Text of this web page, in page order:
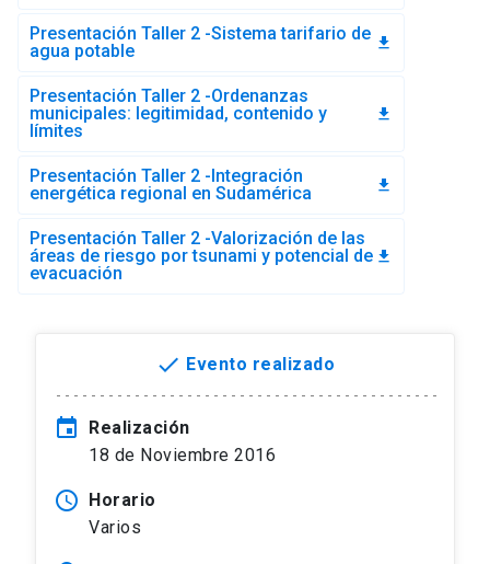
Presentación Taller 2 -Sistema tarifario de
agua potable
file_download
Presentación Taller 2 -Ordenanzas
municipales: legitimidad, contenido y
límites
file_download
Presentación Taller 2 -Integración
energética regional en Sudamérica
file_download
Presentación Taller 2 -Valorización de las
áreas de riesgo por tsunami y potencial de
evacuación
file_download
done Evento realizado
event
Realización
18 de Noviembre 2016
access_time Horario
Varios